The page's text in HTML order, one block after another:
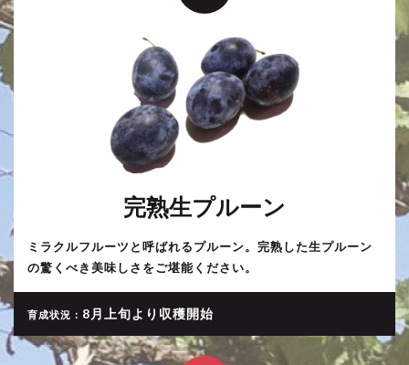
完熟生プルーン
ミラクルフルーツと呼ばれるプルーン。完熟した生プルーン
の驚くべき美味しさをご堪能ください。
育成状況： 8月上旬より収穫開始